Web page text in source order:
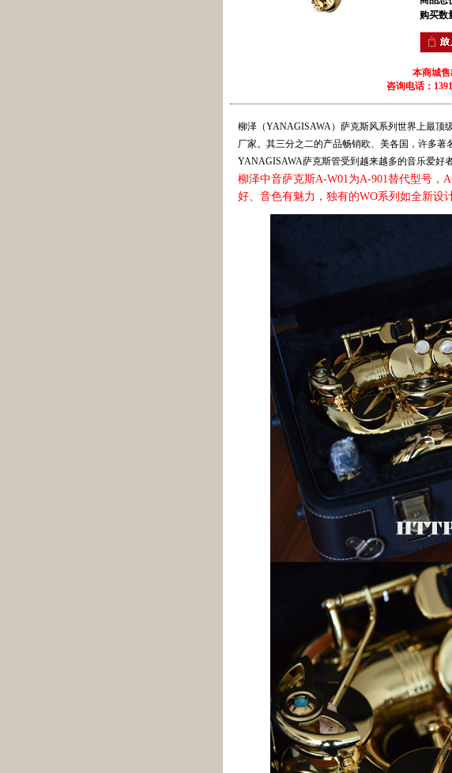
购买数
本商城售
咨询电话：
柳泽（YANAGISAWA）萨克斯风系列世界上最顶
厂家。其三分之二的产品畅销欧、美各国，许多
YANAGISAWA萨克斯管受到越来越多的音乐爱好
柳泽中音萨克斯A-W01为A-901替代型号，
好、音色有魅力，独有的WO系列如全新设